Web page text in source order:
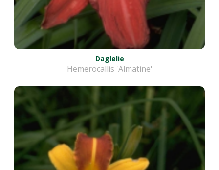
Daglelie
Hemerocallis 'Almatine'